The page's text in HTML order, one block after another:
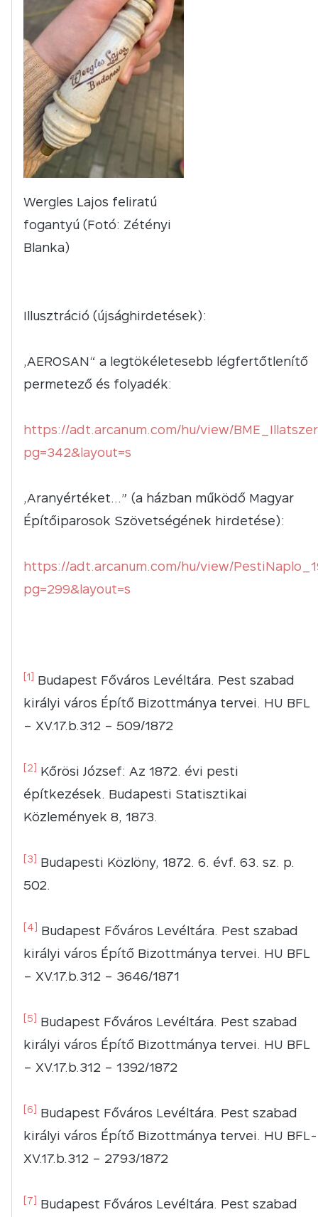
Wergles Lajos feliratú
fogantyú (Fotó: Zétényi
Blanka)
Illusztráció (újsághirdetések):
„AEROSAN“ a legtökéletesebb légfertőtlenítő
permetező és folyadék:
https://adt.arcanum.com/hu/view/
pg=342&layout=s
„Aranyértéket…” (a házban működő Magyar
Építőiparosok Szövetségének hirdetése):
https://adt.arcanum.com/hu/view/
pg=299&layout=s
[1] Budapest Főváros Levéltára. Pest szabad
királyi város Építő Bizottmánya tervei. HU BFL
– XV.17.b.312 – 509/1872
[2] Kőrösi József: Az 1872. évi pesti
építkezések. Budapesti Statisztikai
Közlemények 8, 1873.
[3] Budapesti Közlöny, 1872. 6. évf. 63. sz. p.
502.
[4] Budapest Főváros Levéltára. Pest szabad
királyi város Építő Bizottmánya tervei. HU BFL
– XV.17.b.312 – 3646/1871
[5] Budapest Főváros Levéltára. Pest szabad
királyi város Építő Bizottmánya tervei. HU BFL
– XV.17.b.312 – 1392/1872
[6] Budapest Főváros Levéltára. Pest szabad
királyi város Építő Bizottmánya tervei. HU BFL-
XV.17.b.312 – 2793/1872
[7] Budapest Főváros Levéltára. Pest szabad